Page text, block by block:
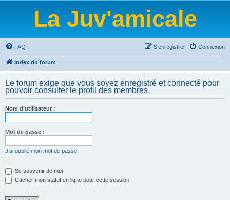
La Juv'amicale
FAQ Connexion
S’enregistrer
Index du forum
Le forum exige que vous soyez enregistré et connecté pour
pouvoir consulter le profil des membres.
Nom d’utilisateur :
Mot de passe :
J’ai oublié mon mot de passe
Se souvenir de moi
Cacher mon statut en ligne pour cette session